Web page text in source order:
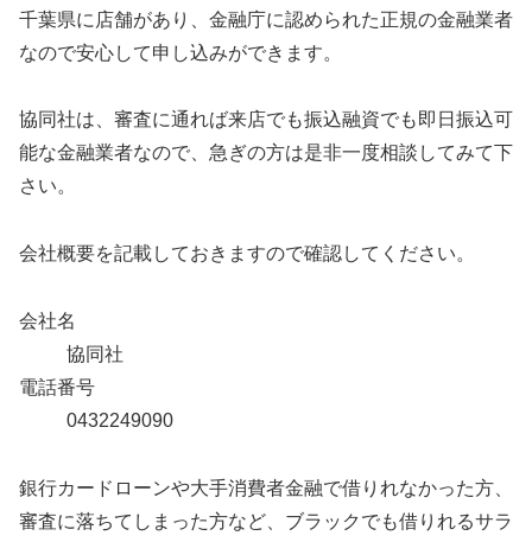
千葉県に店舗があり、金融庁に認められた正規の金融業者
なので安心して申し込みができます。
協同社は、審査に通れば来店でも振込融資でも即日振込可
能な金融業者なので、急ぎの方は是非一度相談してみて下
さい。
会社概要を記載しておきますので確認してください。
会社名
協同社
電話番号
0432249090
銀行カードローンや大手消費者金融で借りれなかった方、
審査に落ちてしまった方など、ブラックでも借りれるサラ